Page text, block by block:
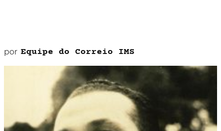
por Equipe do Correio IMS